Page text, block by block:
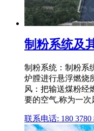
制粉系统及
制粉系统：制粉系
炉膛进行悬浮燃烧
风：把输送煤粉经
要的空气,称为一次
联系电话: 180 3780